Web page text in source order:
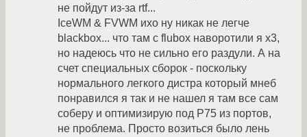
не пойдут из-за rtf...
IceWM & FVWM ихо ну никак не легче
blackbox... что там с flubox наворотили я х3,
но надеюсь что не сильно его раздули. А на
счет специальных сборок - поскольку
нормального легкого дистра который мнеб
понравился я так и не нашел я там все сам
соберу и оптимизирую под Р75 из портов,
не проблема. Просто возиться было лень